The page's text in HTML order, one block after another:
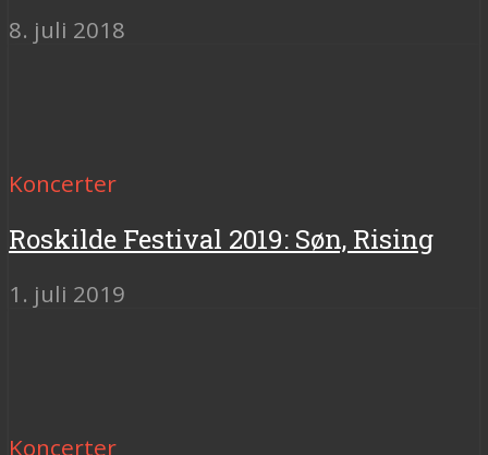
8. juli 2018
Koncerter
Roskilde Festival 2019: Søn, Rising
1. juli 2019
Koncerter